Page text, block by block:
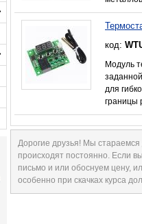
код:
Модуль
для
границы
Дорогие друзья! Мы
происходят постоянно. Если
письмо и или обоснуем цену,
особенно при скачках курса